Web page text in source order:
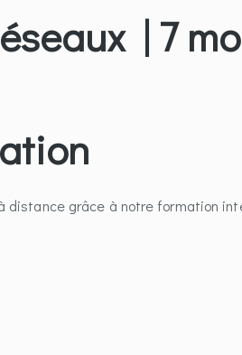
| 7
grâce à notre formation